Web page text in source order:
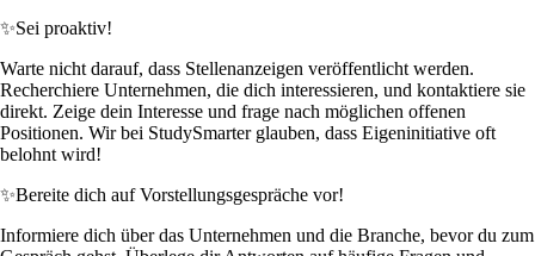
✨Sei proaktiv!
Warte nicht darauf, dass Stellenanzeigen veröffentlicht werden.
Recherchiere Unternehmen, die dich interessieren, und kontaktiere sie
direkt. Zeige dein Interesse und frage nach möglichen offenen
Positionen. Wir bei StudySmarter glauben, dass Eigeninitiative oft
belohnt wird!
✨Bereite dich auf Vorstellungsgespräche vor!
Informiere dich über das Unternehmen und die Branche, bevor du zum